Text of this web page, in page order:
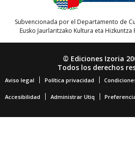
Subvencionada por el Departamento de
Eusko Jaurlaritzako Kultura eta
© Ediciones Izoria
Todos los derechos
Aviso legal Política privacidad
Accesibilidad Administrar Utiq